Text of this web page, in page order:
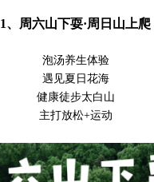
1、周六山下耍·周日山上爬
泡汤养生体验
遇见夏日花海
健康徒步太白山
主打放松+运动